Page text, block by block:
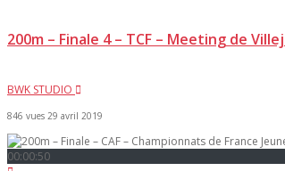
200m – Finale 4 – TCF – Meeting de
BWK STUDIO
846 vues 29 avril 2019
00:00:50